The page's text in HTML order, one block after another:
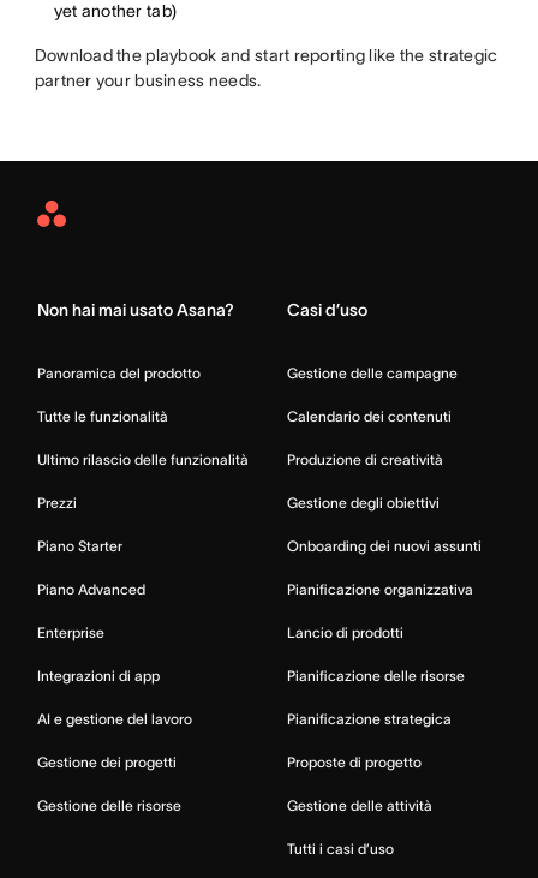
yet another tab)
Download the playbook and start reporting like the strategic
partner your business needs.
Asana
Non hai mai usato Asana?
Panoramica del prodotto
Tutte le funzionalità
Ultimo rilascio delle funzionalità
Prezzi
Piano Starter
Piano Advanced
Enterprise
Integrazioni di app
AI e gestione del lavoro
Gestione dei progetti
Gestione delle risorse
Casi d’uso
Gestione delle campagne
Calendario dei contenuti
Produzione di creatività
Gestione degli obiettivi
Onboarding dei nuovi assunti
Pianificazione organizzativa
Lancio di prodotti
Pianificazione delle risorse
Pianificazione strategica
Proposte di progetto
Gestione delle attività
Tutti i casi d’uso